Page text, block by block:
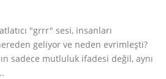
"grrr" sesi, insanları
geliyor ve neden evrimleşti?
sadece mutluluk ifadesi değil, aynı